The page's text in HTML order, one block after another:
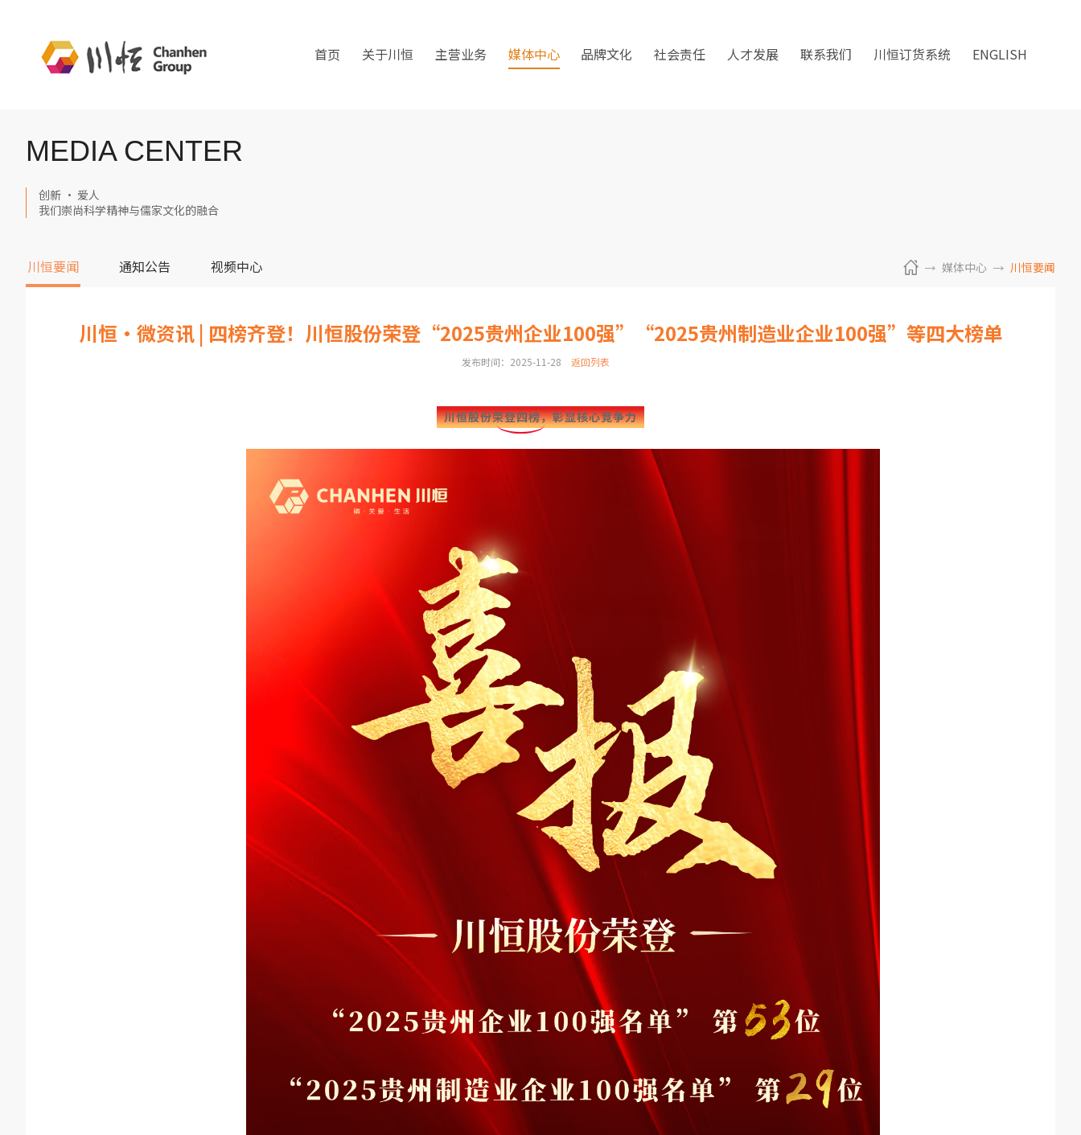
首页 关于川恒 主营业务 媒体中心 品牌文化 社会责任 人才发展 联系我们 川恒订货系统 ENGLISH
MEDIA CENTER
创新 · 爱人
我们崇尚科学精神与儒家文化的融合
川恒要闻 通知公告 视频中心 媒体中心 川恒要闻
川恒·微资讯 | 四榜齐登！川恒股份荣登“2025贵州企业100强”“2025贵州制造业企业100强”等四大榜单
发布时间：2025-11-28 返回列表
川恒股份荣登四榜，彰显核心竞争力